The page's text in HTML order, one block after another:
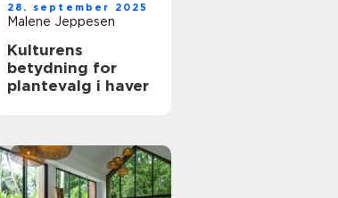
28. september 2025
Malene Jeppesen
Kulturens
betydning for
plantevalg i haver